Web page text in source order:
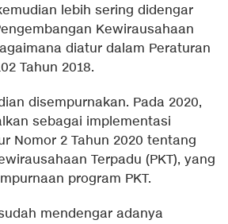
lebih sering didengar
Kewirausahaan
diatur dalam Peraturan
Tahun 2018.
disempurnakan. Pada 2020,
sebagai implementasi
Nomor 2 Tahun 2020 tentang
Terpadu (PKT), yang
program PKT.
mendengar adanya